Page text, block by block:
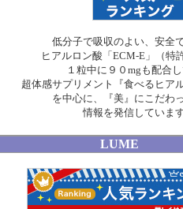
低分子で吸収のよい、安全
ヒアルロン酸「ECM-E」（特
１粒中に９０mgも配合
超体感サプリメント『食べるヒア
を中心に、『美』にこだわ
情報を発信していま
LUME